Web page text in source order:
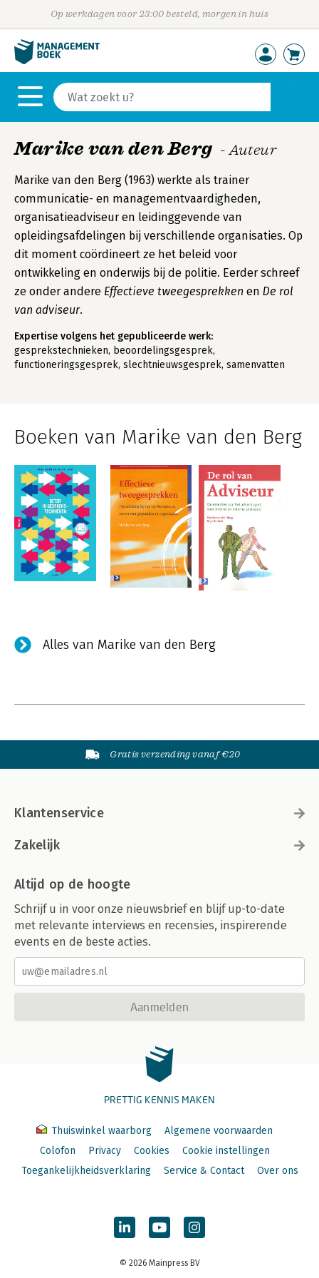
Op werkdagen voor 23:00 besteld, morgen in huis
Marike van den Berg - Auteur
Marike van den Berg (1963) werkte als trainer
communicatie- en managementvaardigheden,
organisatieadviseur en leidinggevende van
opleidingsafdelingen bij verschillende organisaties. Op
dit moment coördineert ze het beleid voor
ontwikkeling en onderwijs bij de politie. Eerder schreef
ze onder andere Effectieve tweegesprekken en De rol
van adviseur.
Expertise volgens het gepubliceerde werk:
gesprekstechnieken, beoordelingsgesprek,
functioneringsgesprek, slechtnieuwsgesprek, samenvatten
Boeken van Marike van den Berg
Alles van Marike van den Berg
Gratis verzending vanaf €20
Klantenservice
Zakelijk
Altijd op de hoogte
Schrijf u in voor onze nieuwsbrief en blijf up-to-date
met relevante interviews en recensies, inspirerende
events en de beste acties.
Aanmelden
PRETTIG KENNIS MAKEN
Thuiswinkel waarborg
Algemene voorwaarden
Colofon
Privacy Cookies
Cookie instellingen
Toegankelijkheidsverklaring
Service & Contact Over ons
© 2026 Mainpress BV